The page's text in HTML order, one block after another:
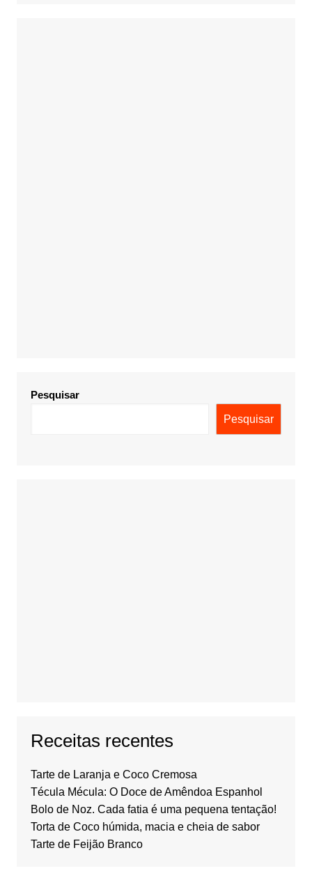
Pesquisar
Pesquisar
Receitas recentes
Tarte de Laranja e Coco Cremosa
Técula Mécula: O Doce de Amêndoa Espanhol
Bolo de Noz. Cada fatia é uma pequena tentação!
Torta de Coco húmida, macia e cheia de sabor
Tarte de Feijão Branco